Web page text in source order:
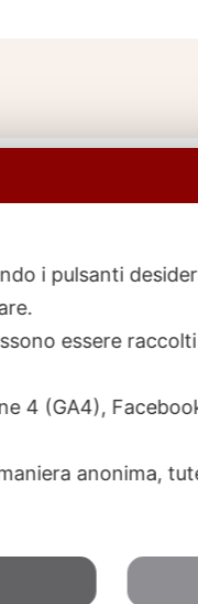
i pulsanti
essere
4 (GA4),
anonima,